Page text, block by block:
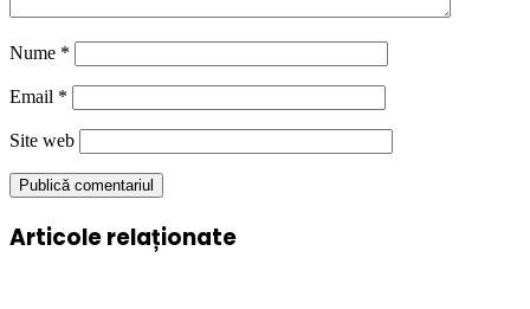
Nume *
Email *
Site web
Articole relaționate